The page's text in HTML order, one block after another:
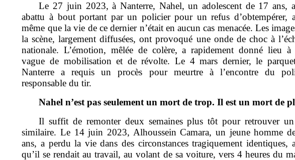
Le 27 juin 2023, à Nanterre, Nahel, un adolescent de 17 ans,
abattu à bout portant par un policier pour un refus d’obtempérer,
même que la vie de ce dernier n’était en aucun cas menacée. Les
la scène, largement diffusées, ont provoqué une onde de choc à
nationale. L’émotion, mêlée de colère, a rapidement donné lieu à
vague de mobilisation et de révolte. Le 4 mars dernier, le
Nanterre a requis un procès pour meurtre à l’encontre du
responsable du tir.
Nahel n’est pas seulement un mort de trop. Il est un mort de
Il suffit de remonter deux semaines plus tôt pour retrouver un
similaire. Le 14 juin 2023, Alhoussein Camara, un jeune homme
ans, a perdu la vie dans des circonstances tragiquement identiques,
qu’il se rendait au travail, au volant de sa voiture, vers 4 heures du